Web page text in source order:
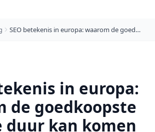
SEO betekenis in europa: waarom de goedkoopste optie je duur kan komen te staan
in europa:
de goedkoopste
duur kan komen